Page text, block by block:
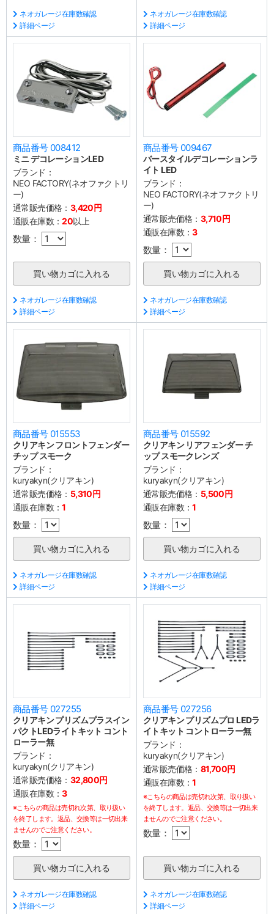
ネオガレージ在庫数確認
詳細ページ
ネオガレージ在庫数確認
詳細ページ
商品番号 008412
ミニ デコレーションLED
ブランド：
NEO FACTORY(ネオファクトリ
ー)
通常販売価格： 3,420円
通販在庫数：20以上
数量：
ネオガレージ在庫数確認
詳細ページ
商品番号 009467
バースタイルデコレーションラ
イト LED
ブランド：
NEO FACTORY(ネオファクトリ
ー)
通常販売価格： 3,710円
通販在庫数：3
数量：
ネオガレージ在庫数確認
詳細ページ
商品番号 015553
クリアキン フロントフェンダー
チップ スモーク
ブランド：
kuryakyn(クリアキン)
通常販売価格： 5,310円
通販在庫数：1
数量：
ネオガレージ在庫数確認
詳細ページ
商品番号 015592
クリアキン リアフェンダー チ
ップ スモークレンズ
ブランド：
kuryakyn(クリアキン)
通常販売価格： 5,500円
通販在庫数：1
数量：
ネオガレージ在庫数確認
詳細ページ
商品番号 027255
クリアキン プリズムプラスイン
パクトLEDライトキット コント
ローラー無
ブランド：
kuryakyn(クリアキン)
通常販売価格： 32,800円
通販在庫数：3
※こちらの商品は売切れ次第、取り扱い
を終了します。返品、交換等は一切出来
ませんのでご注意ください。
数量：
ネオガレージ在庫数確認
詳細ページ
商品番号 027256
クリアキン プリズムプロ LEDラ
イトキット コントローラー無
ブランド：
kuryakyn(クリアキン)
通常販売価格： 81,700円
通販在庫数：1
※こちらの商品は売切れ次第、取り扱い
を終了します。返品、交換等は一切出来
ませんのでご注意ください。
数量：
ネオガレージ在庫数確認
詳細ページ